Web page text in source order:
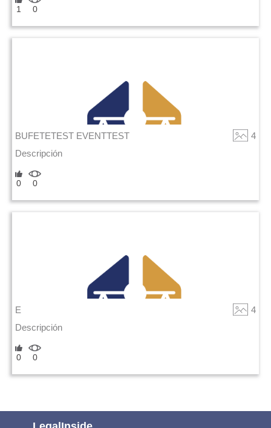
1 0
BUFETETEST EVENTTEST
4
Descripción
0 0
E
4
Descripción
0 0